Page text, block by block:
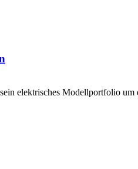
elektrisches Modellportfolio